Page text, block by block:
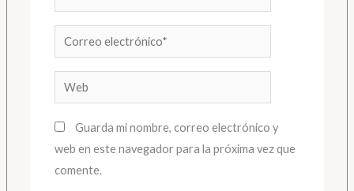
Correo
electrónico*
Web
Guarda mi nombre, correo electrónico y
web en este navegador para la próxima vez que
comente.